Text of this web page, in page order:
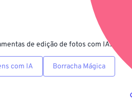
Salvar como
de edição de fotos com IA.
com IA Borracha Mágica